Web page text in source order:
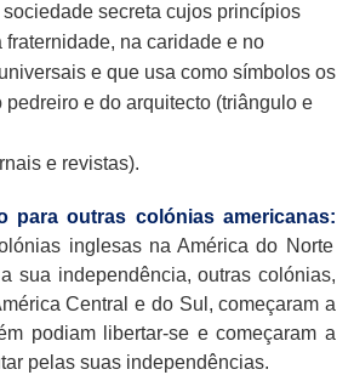
sociedade secreta cujos princípios
fraternidade, na caridade e no
e que usa como símbolos os
pedreiro e do arquitecto (triângulo e
e revistas).
para outras colónias americanas:
inglesas na América do Norte
sua independência, outras colónias,
Central e do Sul, começaram a
podiam libertar-se e começaram a
pelas suas independências.